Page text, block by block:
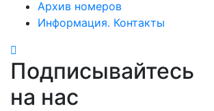
Архив номеров
Информация. Контакты
Подписывайтесь
на нас